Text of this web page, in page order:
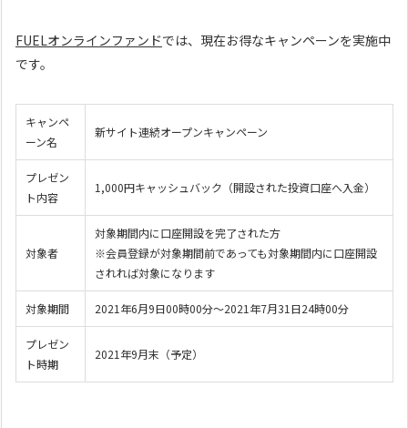
FUELオンラインファンドでは、現在お得なキャンペーンを実施中
です。
キャンペ
ーン名
新サイト連続オープンキャンペーン
プレゼン
ト内容
1,000円キャッシュバック（開設された投資口座へ入金）
対象者
対象期間内に口座開設を完了された方
※会員登録が対象期間前であっても対象期間内に口座開設
されれば対象になります
対象期間 2021年6月9日00時00分～2021年7月31日24時00分
プレゼン
ト時期
2021年9月末（予定）